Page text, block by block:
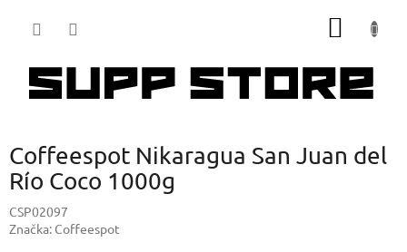
Coffeespot Nikaragua San Juan del
Río Coco 1000g
CSP02097
Značka: Coffeespot